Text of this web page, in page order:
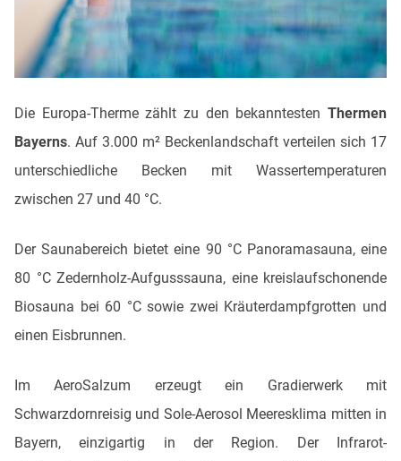
Die Europa-Therme zählt zu den bekanntesten Thermen
Bayerns. Auf 3.000 m² Beckenlandschaft verteilen sich 17
unterschiedliche Becken mit Wassertemperaturen
zwischen 27 und 40 °C.
Der Saunabereich bietet eine 90 °C Panoramasauna, eine
80 °C Zedernholz-Aufgusssauna, eine kreislaufschonende
Biosauna bei 60 °C sowie zwei Kräuterdampfgrotten und
einen Eisbrunnen.
Im AeroSalzum erzeugt ein Gradierwerk mit
Schwarzdornreisig und Sole-Aerosol Meeresklima mitten in
Bayern, einzigartig in der Region. Der Infrarot-